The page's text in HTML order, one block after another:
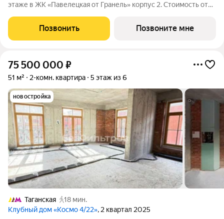
этаже в ЖК «Павелецкая от Гранель» корпус 2. Стоимость от
окна во двор. «Павелецкая от Гранель» проект бизнес-класса в
историческом
Позвонить Позвоните мне
75 500 000 ₽
51 м² 2-комн. квартира 5 этаж из 6
новостройка
Таганская
18 мин.
Клубный дом «Космо 4/22», 2 квартал 2025